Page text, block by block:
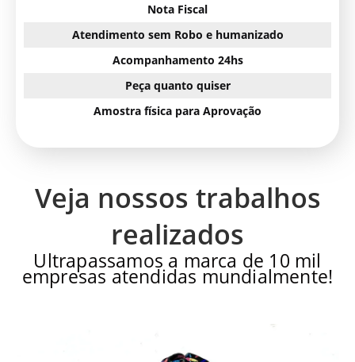
Nota Fiscal
Atendimento sem Robo e humanizado
Acompanhamento 24hs
Peça quanto quiser
Amostra física para Aprovação
Veja nossos trabalhos
realizados
Ultrapassamos a marca de 10 mil
empresas atendidas mundialmente!